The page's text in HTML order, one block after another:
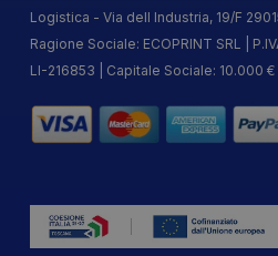
Logistica - Via dell Industria, 19/F
Ragione Sociale: ECOPRINT SRL |
LI-216853 | Capitale Sociale: 10.000 €